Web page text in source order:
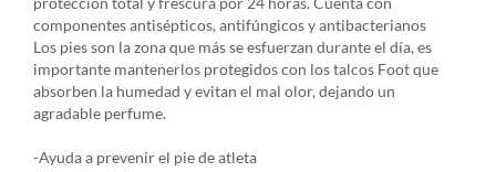
componentes antisépticos, antifúngicos y antibacterianos
Los pies son la zona que más se esfuerzan durante el día, es
importante mantenerlos protegidos con los talcos Foot que
absorben la humedad y evitan el mal olor, dejando un
agradable perfume.
-Ayuda a prevenir el pie de atleta